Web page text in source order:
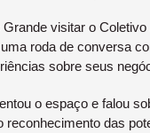
visitar o
roda de conversa
sobre seus
o espaço e falou
das